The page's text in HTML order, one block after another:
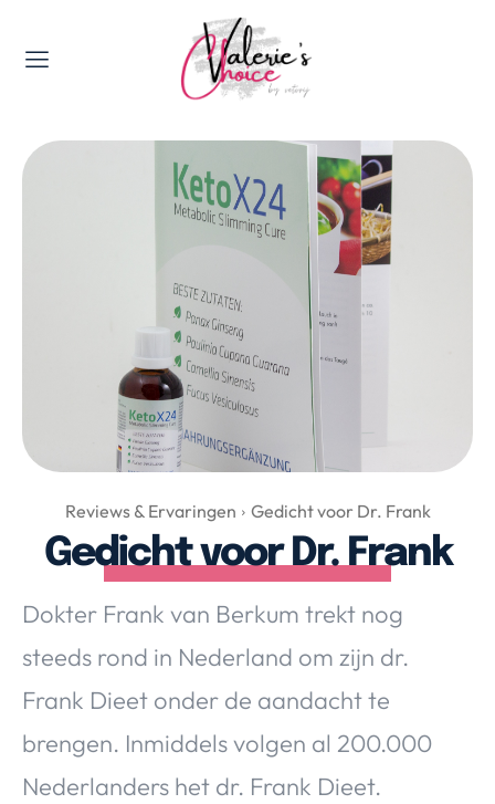
Valerie's Topics
Travel & Culture
Food & Drinks
Happyness & Opmerkelijk
Lifestyle, Sport & Duurzaamheid
Top 5 van Valerie
Health & Beauty
Huis & Tuin
Nieuws & Media
Over Valerie
Over Valerie
De Top 5
Contact
VALERIE'S CHOICE
Food & Drinks Health & Beauty Gadgets
Huis & Tuin
Travel
Lifestyle
Reviews & Ervaringen Gedicht voor Dr. Frank
Gedicht voor Dr. Frank
Dokter Frank van Berkum trekt nog
steeds rond in Nederland om zijn dr.
Frank Dieet onder de aandacht te
brengen. Inmiddels volgen al 200.000
Nederlanders het dr. Frank Dieet.